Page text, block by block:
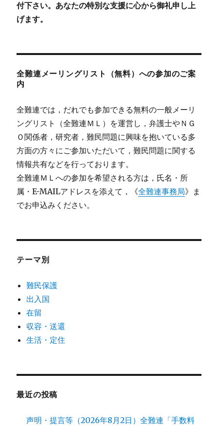
付下さい。あなたの特別な支援に心から御礼申し上
げます。
全難連メーリングリスト（無料）への参加のご案
内
全難連では，だれでも参加できる無料の一般メーリ
ングリスト（全難連ＭＬ）を運営し，弁護士やＮＧ
Ｏ関係者，研究者，難民問題に興味を抱いている多
方面の方々にご参加いただいて，難民問題に関する
情報共有などを行っております。
全難連ＭＬへの参加を希望される方は，氏名・所
属・E-MAILアドレスを添えて，《全難連事務局》ま
でお申込みください。
テーマ別
難民保護
出入国
在留
収容・送還
生活・定住
最近の投稿
声明・提言等（2026年8月2日）全難連「手数料